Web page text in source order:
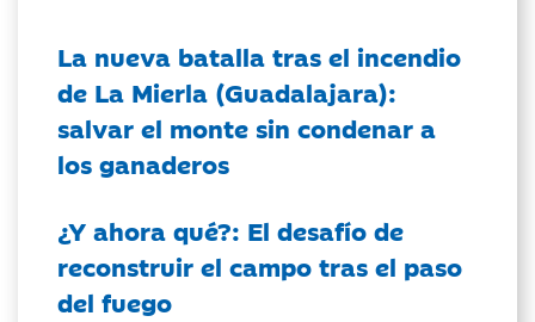
La nueva batalla tras el incendio
de La Mierla (Guadalajara):
salvar el monte sin condenar a
los ganaderos
¿Y ahora qué?: El desafío de
reconstruir el campo tras el paso
del fuego